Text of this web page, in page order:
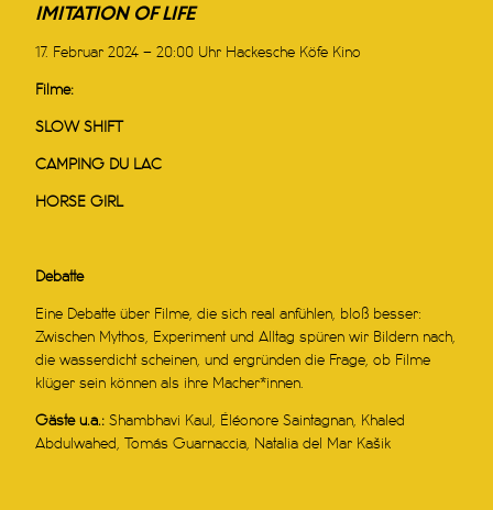
IMITATION OF LIFE
17. Februar 2024 – 20:00 Uhr Hackesche Köfe Kino
Filme:
SLOW SHIFT
CAMPING DU LAC
HORSE GIRL
Debatte
Eine Debatte über Filme, die sich real anfühlen, bloß besser:
Zwischen Mythos, Experiment und Alltag spüren wir Bildern nach,
die wasserdicht scheinen, und ergründen die Frage, ob Filme
klüger sein können als ihre Macher*innen.
Gäste u.a.:Shambhavi Kaul, Éléonore Saintagnan, Khaled
Abdulwahed, Tomás Guarnaccia, Natalia del Mar Kašik